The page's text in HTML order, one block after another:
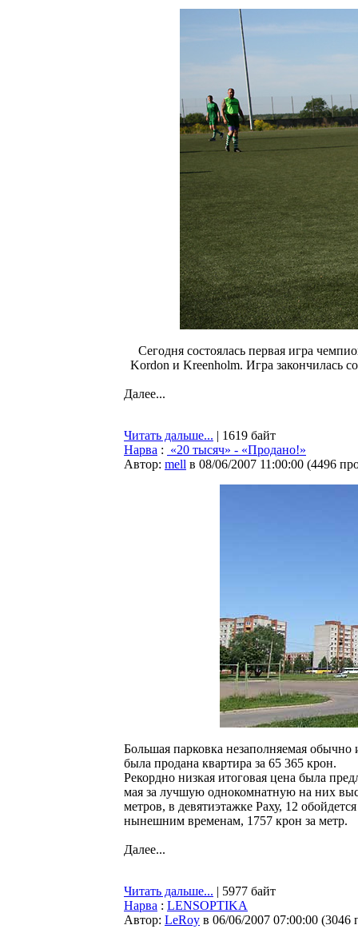
Сегодня состоялась первая игра
Kordon и Kreenholm. Игра закончилась
Далее...
Читать дальше... | 1619 байт
Нарва : «20 тысяч» - «Продано!»
Автор: mell в 08/06/2007 11:00:00 (4496
Большая парковка незаполняемая
была продана квартира за 65 365 крон.
Рекордно низкая итоговая цена была
мая за лучшую однокомнатную на них
метров, в девятиэтажке Раху, 12
нынешним временам, 1757 крон за метр.
Далее...
Читать дальше... | 5977 байт
Нарва : LENSOPTIKA
Автор: LeRoy в 06/06/2007 07:00:00 (3046